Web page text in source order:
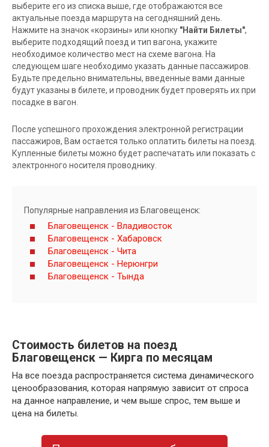
выберите его из списка выше, где отображаются все
актуальные поезда маршрута на сегодняшний день.
Нажмите на значок «корзины» или кнопку "Найти Билеты",
выберите подходящий поезд и тип вагона, укажите
необходимое количество мест на схеме вагона. На
следующем шаге необходимо указать данные пассажиров.
Будьте предельно внимательны, введенные вами данные
будут указаны в билете, и проводник будет проверять их при
посадке в вагон.
После успешного прохождения электронной регистрации
пассажиров, Вам остается только оплатить билеты на поезд.
Купленные билеты можно будет распечатать или показать с
электронного носителя проводнику.
Популярные направления из Благовещенск:
Благовещенск - Владивосток
Благовещенск - Хабаровск
Благовещенск - Чита
Благовещенск - Нерюнгри
Благовещенск - Тында
Стоимость билетов на поезд
Благовещенск — Кирга по месяцам
На все поезда распространяется система динамического
ценообразования, которая напрямую зависит от спроса
на данное направление, и чем выше спрос, тем выше и
цена на билеты.